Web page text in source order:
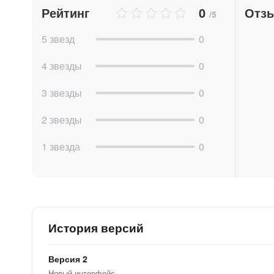
Указывайте название и иконку для групп чек-
3. Добавление чек-листов:
Задавайте название и цвет приоритета в
5. Отметка завершенных чек-листов:
Следите за выполнением пунктов чек-листа
Рейтинг 0 /5
5 звезд
0
4 звезды
0
3 звезды
0
2 звезды
0
1 звезда
0
История версий
Версия 2